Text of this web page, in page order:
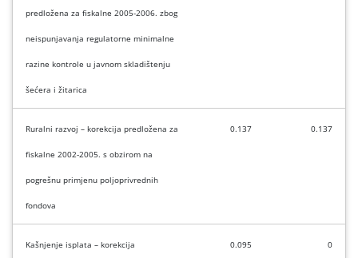
predložena za fiskalne 2005-2006. zbog
neispunjavanja regulatorne minimalne
razine kontrole u javnom skladištenju
šećera i žitarica
Ruralni razvoj – korekcija predložena za
fiskalne 2002-2005. s obzirom na
pogrešnu primjenu poljoprivrednih
fondova
0.137 0.137
Kašnjenje isplata – korekcija 0.095 0